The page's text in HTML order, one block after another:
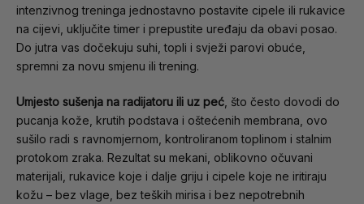
intenzivnog treninga jednostavno postavite cipele ili rukavice
na cijevi, uključite timer i prepustite uređaju da obavi posao.
Do jutra vas dočekuju suhi, topli i svježi parovi obuće,
spremni za novu smjenu ili trening.
Umjesto sušenja na radijatoru ili uz peć , što često dovodi do
pucanja kože, krutih podstava i oštećenih membrana, ovo
sušilo radi s ravnomjernom, kontroliranom toplinom i stalnim
protokom zraka. Rezultat su mekani, oblikovno očuvani
materijali, rukavice koje i dalje griju i cipele koje ne iritiraju
kožu – bez vlage, bez teških mirisa i bez nepotrebnih